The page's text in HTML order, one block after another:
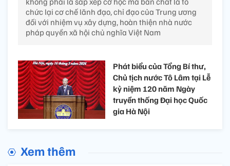
chức lại cơ chế lãnh đạo, chỉ đạo của Trung ương
đối với nhiệm vụ xây dựng, hoàn thiện nhà nước
pháp quyền xã hội chủ nghĩa Việt Nam
Phát biểu của Tổng Bí thư,
Chủ tịch nước Tô Lâm tại Lễ
kỷ niệm 120 năm Ngày
truyền thống Đại học Quốc
gia Hà Nội
Xem thêm